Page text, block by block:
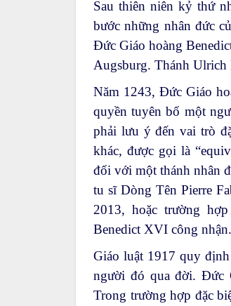
Sau thiên niên kỷ thứ
bước những nhân đức
Đức Giáo hoàng
Augsburg. Thánh Ulrich
Năm 1243, Đức Giáo
quyền tuyên bố một
phải lưu ý đến vai trò
khác, được gọi là “
đối với một thánh nhân
tu sĩ Dòng Tên Pierre
2013, hoặc trường
Benedict XVI công nhận.
Giáo luật 1917 quy
người đó qua đời. Đức
Trong trường hợp đặc